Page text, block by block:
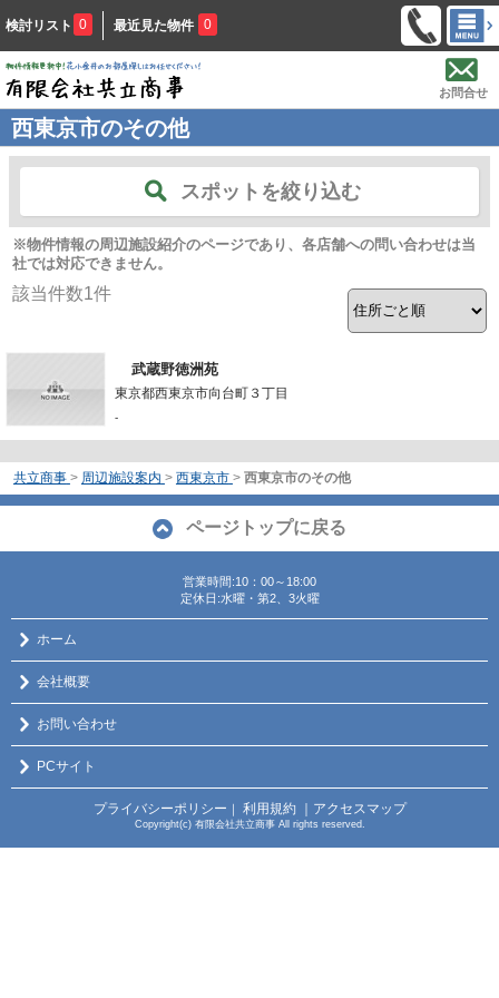
検討リスト 0 最近見た物件 0
お問合せ
西東京市のその他
スポットを絞り込む
※物件情報の周辺施設紹介のページであり、各店舗への問い合わせは当
社では対応できません。
該当件数1件
武蔵野徳洲苑
東京都西東京市向台町３丁目
-
共立商事 > 周辺施設案内 > 西東京市 > 西東京市のその他
ページトップに戻る
営業時間:10：00～18:00
定休日:水曜・第2、3火曜
ホーム
会社概要
お問い合わせ
PCサイト
プライバシーポリシー ｜ 利用規約 ｜アクセスマップ
Copyright(c) 有限会社共立商事 All rights reserved.